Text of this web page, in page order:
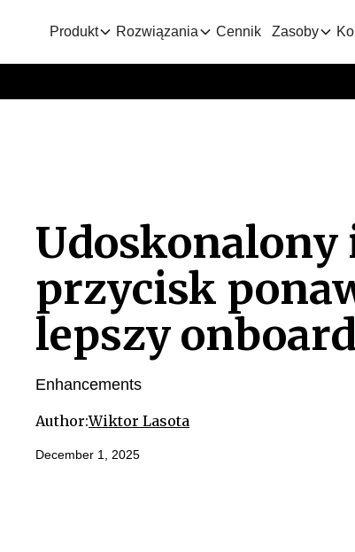
Produkt Rozwiązania Cennik Zasoby
przycisk
lepszy
Enhancements
Author:Wiktor Lasota
December 1, 2025